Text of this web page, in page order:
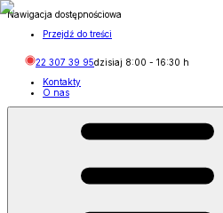
Nawigacja dostępnościowa
Przejdź do treści
22 307 39 95dzisiaj 8:00 - 16:30 h
Kontakty
O nas